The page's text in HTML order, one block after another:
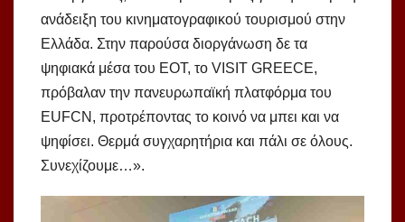
ανάδειξη του κινηματογραφικού τουρισμού στην
Ελλάδα. Στην παρούσα διοργάνωση δε τα
ψηφιακά μέσα του ΕΟΤ, το VISIT GREECE,
πρόβαλαν την πανευρωπαϊκή πλατφόρμα του
EUFCN, προτρέποντας το κοινό να μπει και να
ψηφίσει. Θερμά συγχαρητήρια και πάλι σε όλους.
Συνεχίζουμε…».